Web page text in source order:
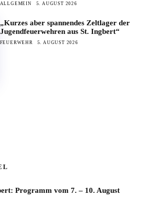
ALLGEMEIN 5. AUGUST 2026
„Kurzes aber spannendes Zeltlager der
Jugendfeuerwehren aus St. Ingbert“
FEUERWEHR 5. AUGUST 2026
Programm vom 7. – 10. August